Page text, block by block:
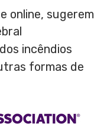
online, sugerem
incêndios
formas de